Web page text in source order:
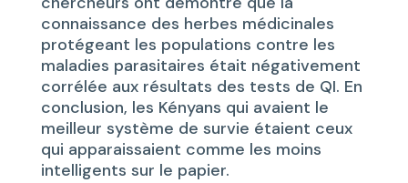
connaissance des herbes médicinales
protégeant les populations contre les
maladies parasitaires était négativement
corrélée aux résultats des tests de QI. En
conclusion, les Kényans qui avaient le
meilleur système de survie étaient ceux
qui apparaissaient comme les moins
intelligents sur le papier.